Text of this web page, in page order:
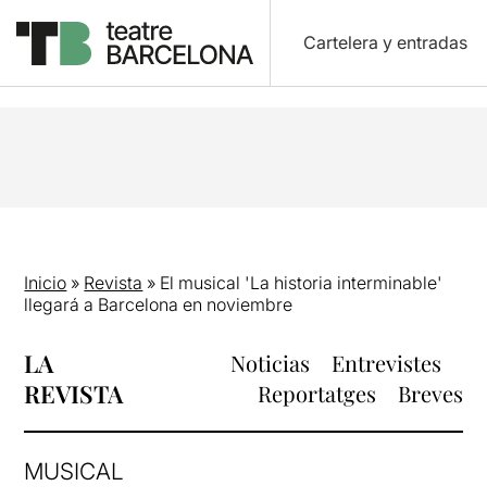
Cartelera y entradas
Inicio » Revista » El musical 'La historia interminable'
llegará a Barcelona en noviembre
LA
REVISTA
Noticias
Entrevistes
Reportatges
Breves
MUSICAL